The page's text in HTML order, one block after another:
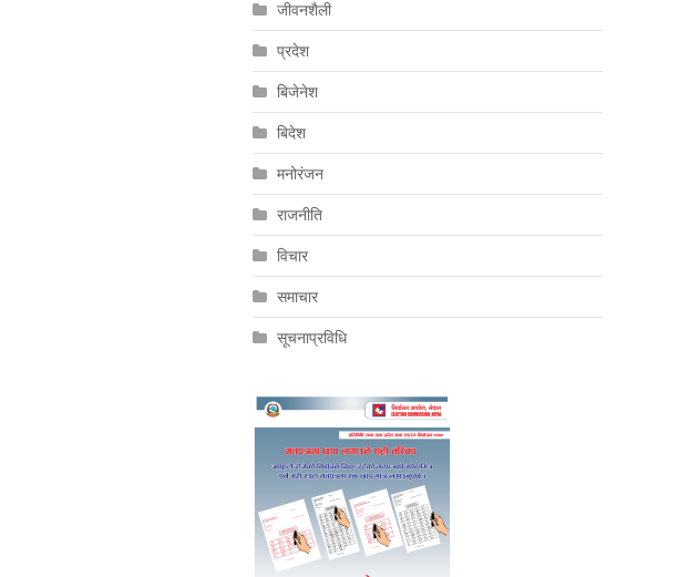
जीवनशैली
प्रदेश
बिजेनेश
बिदेश
मनोरंजन
राजनीति
विचार
समाचार
सूचनाप्रविधि